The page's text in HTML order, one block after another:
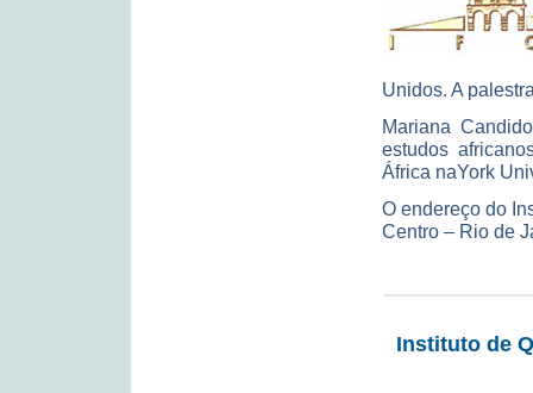
Unidos. A
Mariana
estudos
África naYork
O endereço do
Centro – Rio de
Instituto de